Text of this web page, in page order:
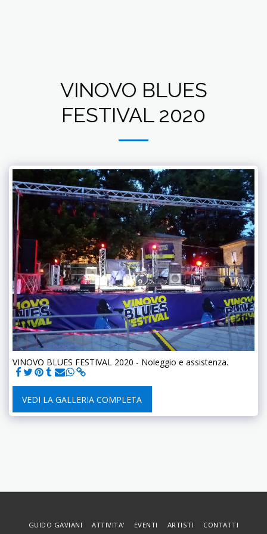
VINOVO BLUES
FESTIVAL 2020
VINOVO BLUES FESTIVAL 2020 - Noleggio e assistenza.
VEDI LA GALLERIA COMPLETA
GUIDO GAVIANI ATTIVITA' EVENTI ARTISTI CONTATTI